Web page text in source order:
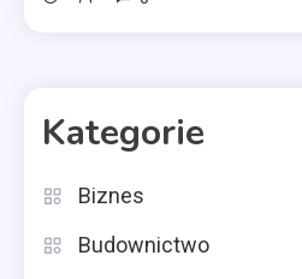
Kategorie
Biznes
Budownictwo